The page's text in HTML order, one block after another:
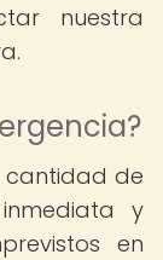
nuestra
cantidad de
y
en